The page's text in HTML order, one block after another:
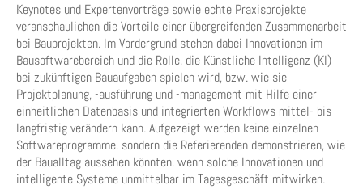
Keynotes und Expertenvorträge sowie echte Praxisprojekte
veranschaulichen die Vorteile einer übergreifenden Zusammenarbeit
bei Bauprojekten. Im Vordergrund stehen dabei Innovationen im
Bausoftwarebereich und die Rolle, die Künstliche Intelligenz (KI)
bei zukünftigen Bauaufgaben spielen wird, bzw. wie sie
Projektplanung, -ausführung und -management mit Hilfe einer
einheitlichen Datenbasis und integrierten Workflows mittel- bis
langfristig verändern kann. Aufgezeigt werden keine einzelnen
Softwareprogramme, sondern die Referierenden demonstrieren, wie
der Baualltag aussehen könnten, wenn solche Innovationen und
intelligente Systeme unmittelbar im Tagesgeschäft mitwirken.